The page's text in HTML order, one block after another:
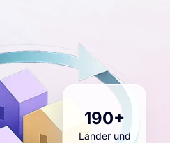
80+
Länder und